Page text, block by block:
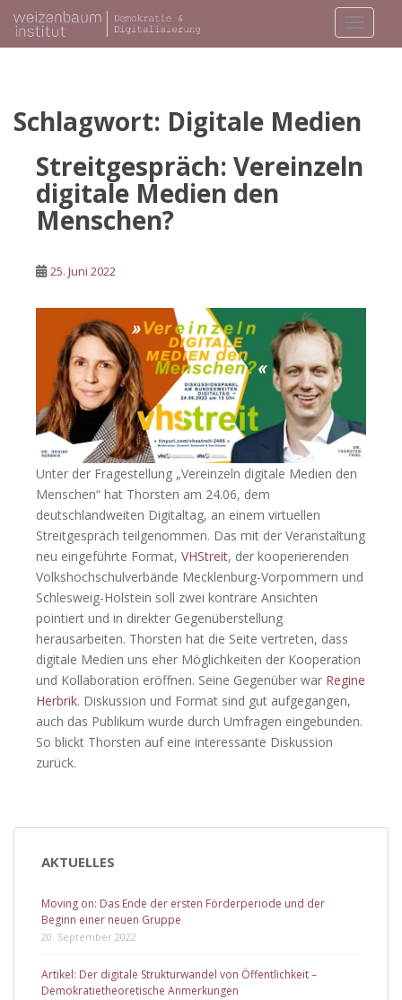
i
Schlagwort: Digitale Medien
Streitgespräch: Vereinzeln
digitale Medien den
Menschen?
25. Juni 2022
Unter der Fragestellung „Vereinzeln digitale Medien den
Menschen“ hat Thorsten am 24.06, dem
deutschlandweiten Digitaltag, an einem virtuellen
Streitgespräch teilgenommen. Das mit der Veranstaltung
neu eingeführte Format, VHStreit, der kooperierenden
Volkshochschulverbände Mecklenburg-Vorpommern und
Schlesweig-Holstein soll zwei konträre Ansichten
pointiert und in direkter Gegenüberstellung
herausarbeiten. Thorsten hat die Seite vertreten, dass
digitale Medien uns eher Möglichkeiten der Kooperation
und Kollaboration eröffnen. Seine Gegenüber war Regine
Herbrik. Diskussion und Format sind gut aufgegangen,
auch das Publikum wurde durch Umfragen eingebunden.
So blickt Thorsten auf eine interessante Diskussion
zurück.
AKTUELLES
Moving on: Das Ende der ersten Förderperiode und der
Beginn einer neuen Gruppe
20. September 2022
Artikel: Der digitale Strukturwandel von Öffentlichkeit –
Demokratietheoretische Anmerkungen